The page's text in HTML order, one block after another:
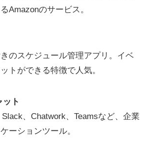
Amazonのサービス。
のスケジュール管理アプリ。イベ
トができる特徴で人気。
ット
、Chatwork、Teamsなど、企業
ーションツール。